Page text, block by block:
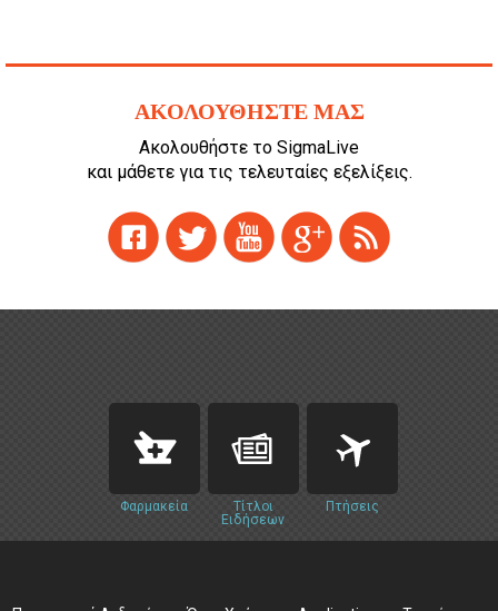
ΑΚΟΛΟΥΘΗΣΤΕ ΜΑΣ
Ακολουθήστε το SigmaLive
και μάθετε για τις τελευταίες εξελίξεις.
Φαρμακεία
Τίτλοι
Ειδήσεων
Πτήσεις